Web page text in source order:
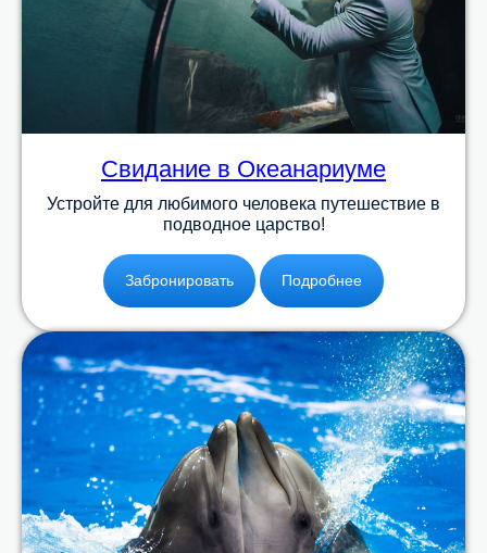
Свидание в Океанариуме
Устройте для любимого человека путешествие в
подводное царство!
Забронировать Подробнее